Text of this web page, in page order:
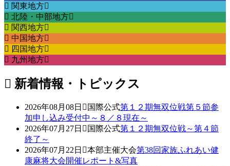
関東地方
北陸・中部地方
関西地方
中国地方
四国地方
九州地方
新着情報・トピックス
2026年08月08日 国際公式第１２期無双位戦第５節参
加申し込み受付中～８／８現在～
2026年07月27日
国際公式第１２期無双位戦～第４節
終了～
2026年07月22日
本部主催大会第38回家族ふれあい健
康麻将大会開催レポート&写真